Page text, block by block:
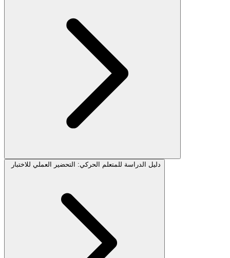
دليل الدراسة للمتعلم الحركي: التحضير العملي للاختبار